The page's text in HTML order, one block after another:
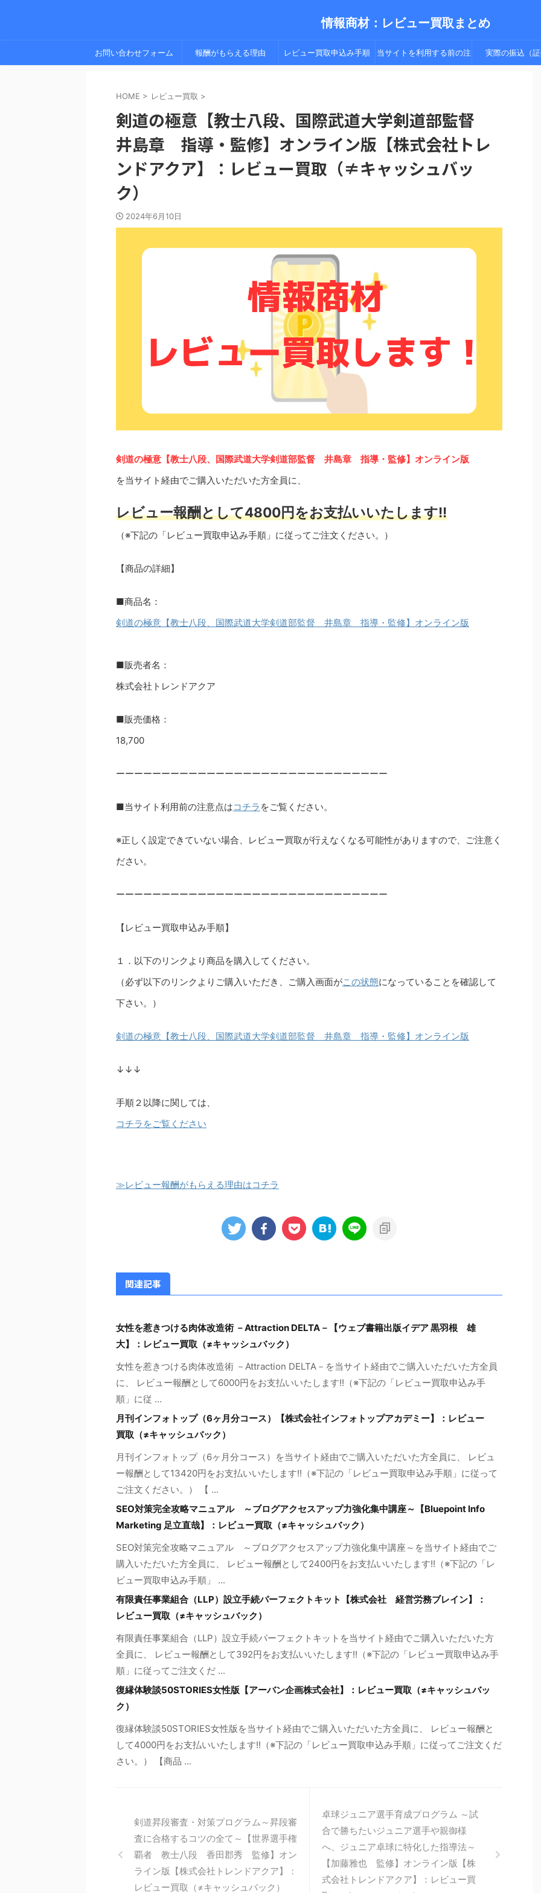
情報商材：レビュー買取まとめ
お問い合わせフォーム 報酬がもらえる理由 レビュー買取申込み手順 当サイトを利用する前の注 実際の振込（証
HOME > レビュー買取 >
剣道の極意【教士八段、国際武道大学剣道部監督
井島章 指導・監修】オンライン版【株式会社トレ
ンドアクア】：レビュー買取（≠キャッシュバッ
ク）
2024年6月10日
剣道の極意【教士八段、国際武道大学剣道部監督 井島章 指導・監修】オンライン版
を当サイト経由でご購入いただいた方全員に、
レビュー報酬として4800円をお支払いいたします!!
（※下記の「レビュー買取申込み手順」に従ってご注文ください。）
【商品の詳細】
■商品名：
剣道の極意【教士八段、国際武道大学剣道部監督 井島章 指導・監修】オンライン版
■販売者名：
株式会社トレンドアクア
■販売価格：
18,700
ーーーーーーーーーーーーーーーーーーーーーーーーーーーーーー
■当サイト利用前の注意点はコチラ をご覧ください。
※正しく設定できていない場合、レビュー買取が行えなくなる可能性がありますので、ご注意く
ださい。
ーーーーーーーーーーーーーーーーーーーーーーーーーーーーーー
【レビュー買取申込み手順】
１．以下のリンクより商品を購入してください。
（必ず以下のリンクよりご購入いただき、ご購入画面がこの状態になっていることを確認して
下さい。）
剣道の極意【教士八段、国際武道大学剣道部監督 井島章 指導・監修】オンライン版
↓↓↓
手順２以降に関しては、
コチラをご覧ください
≫レビュー報酬がもらえる理由はコチラ
関連記事
女性を惹きつける肉体改造術 －Attraction DELTA－【ウェブ書籍出版イデア 黒羽根 雄
大】：レビュー買取（≠キャッシュバック）
女性を惹きつける肉体改造術 －Attraction DELTA－を当サイト経由でご購入いただいた方全員
に、 レビュー報酬として6000円をお支払いいたします!!（※下記の「レビュー買取申込み手
順」に従 ...
月刊インフォトップ（6ヶ月分コース）【株式会社インフォトップアカデミー】：レビュー
買取（≠キャッシュバック）
月刊インフォトップ（6ヶ月分コース）を当サイト経由でご購入いただいた方全員に、 レビュ
ー報酬として13420円をお支払いいたします!!（※下記の「レビュー買取申込み手順」に従って
ご注文ください。） 【 ...
SEO対策完全攻略マニュアル ～ブログアクセスアップ力強化集中講座～【Bluepoint Info
Marketing 足立直哉】：レビュー買取（≠キャッシュバック）
SEO対策完全攻略マニュアル ～ブログアクセスアップ力強化集中講座～を当サイト経由でご
購入いただいた方全員に、 レビュー報酬として2400円をお支払いいたします!!（※下記の「レ
ビュー買取申込み手順」 ...
有限責任事業組合（LLP）設立手続パーフェクトキット【株式会社 経営労務ブレイン】：
レビュー買取（≠キャッシュバック）
有限責任事業組合（LLP）設立手続パーフェクトキットを当サイト経由でご購入いただいた方
全員に、 レビュー報酬として392円をお支払いいたします!!（※下記の「レビュー買取申込み手
順」に従ってご注文くだ ...
復縁体験談50STORIES女性版【アーバン企画株式会社】：レビュー買取（≠キャッシュバッ
ク）
復縁体験談50STORIES女性版を当サイト経由でご購入いただいた方全員に、 レビュー報酬と
して4000円をお支払いいたします!!（※下記の「レビュー買取申込み手順」に従ってご注文くだ
さい。） 【商品 ...
剣道昇段審査・対策プログラム～昇段審
査に合格するコツの全て～【世界選手権
覇者 教士八段 香田郡秀 監修】オン
ライン版【株式会社トレンドアクア】：
レビュー買取（≠キャッシュバック）
卓球ジュニア選手育成プログラム ～試
合で勝ちたいジュニア選手や親御様
へ、ジュニア卓球に特化した指導法～
【加藤雅也 監修】オンライン版【株
式会社トレンドアクア】：レビュー買